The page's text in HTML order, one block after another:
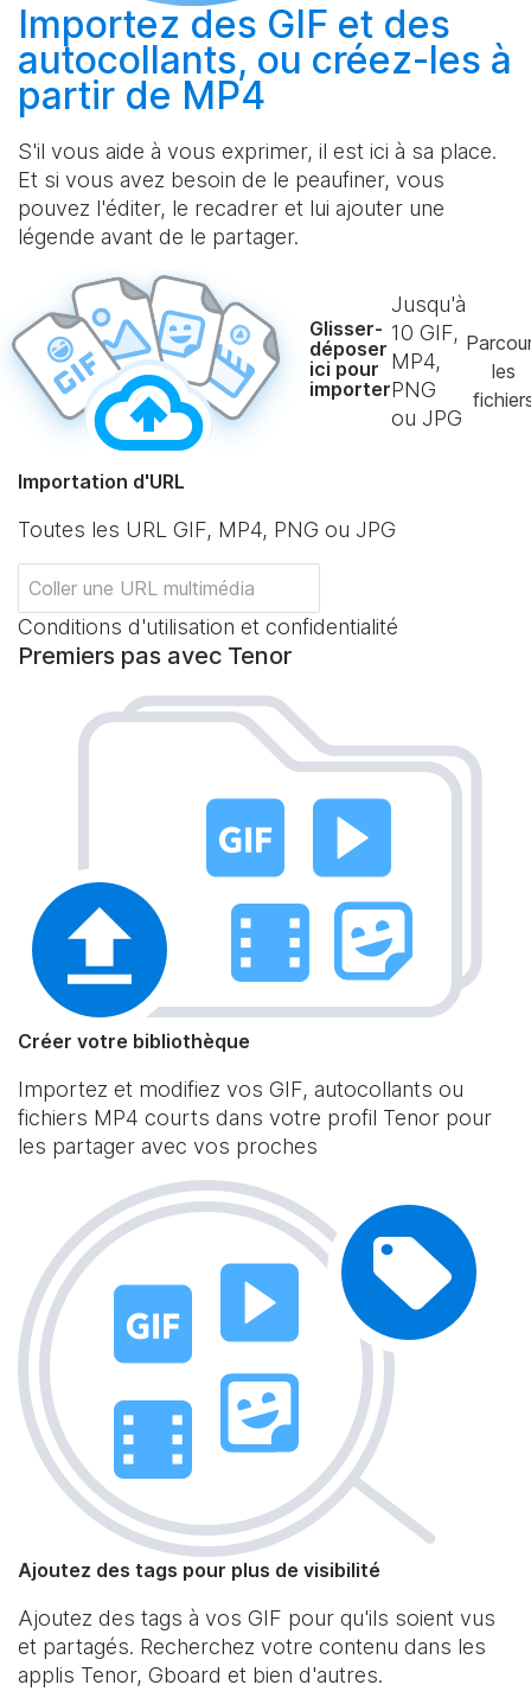
Importez des GIF et des
autocollants, ou créez-les à
partir de MP4
S'il vous aide à vous exprimer, il est ici à sa place.
Et si vous avez besoin de le peaufiner, vous
pouvez l'éditer, le recadrer et lui ajouter une
légende avant de le partager.
Glisser-
déposer
ici pour
importer
Jusqu'à
10 GIF,
MP4,
PNG
ou JPG
les
Importation d'URL
Toutes les URL GIF, MP4, PNG ou JPG
Conditions d'utilisation et confidentialité
Premiers pas avec Tenor
Créer votre bibliothèque
Importez et modifiez vos GIF, autocollants ou
fichiers MP4 courts dans votre profil Tenor pour
les partager avec vos proches
Ajoutez des tags pour plus de visibilité
Ajoutez des tags à vos GIF pour qu'ils soient vus
et partagés. Recherchez votre contenu dans les
applis Tenor, Gboard et bien d'autres.